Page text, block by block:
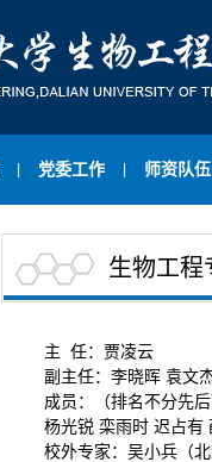
党委工作 师资队伍
生物工程
主 任：贾凌云
副主任：李晓晖 袁文
成员：（排名不分先后
杨光锐 栾雨时 迟占有
校外专家：吴小兵（